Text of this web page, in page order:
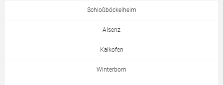
Schloßböckelheim
Alsenz
Kalkofen
Winterborn